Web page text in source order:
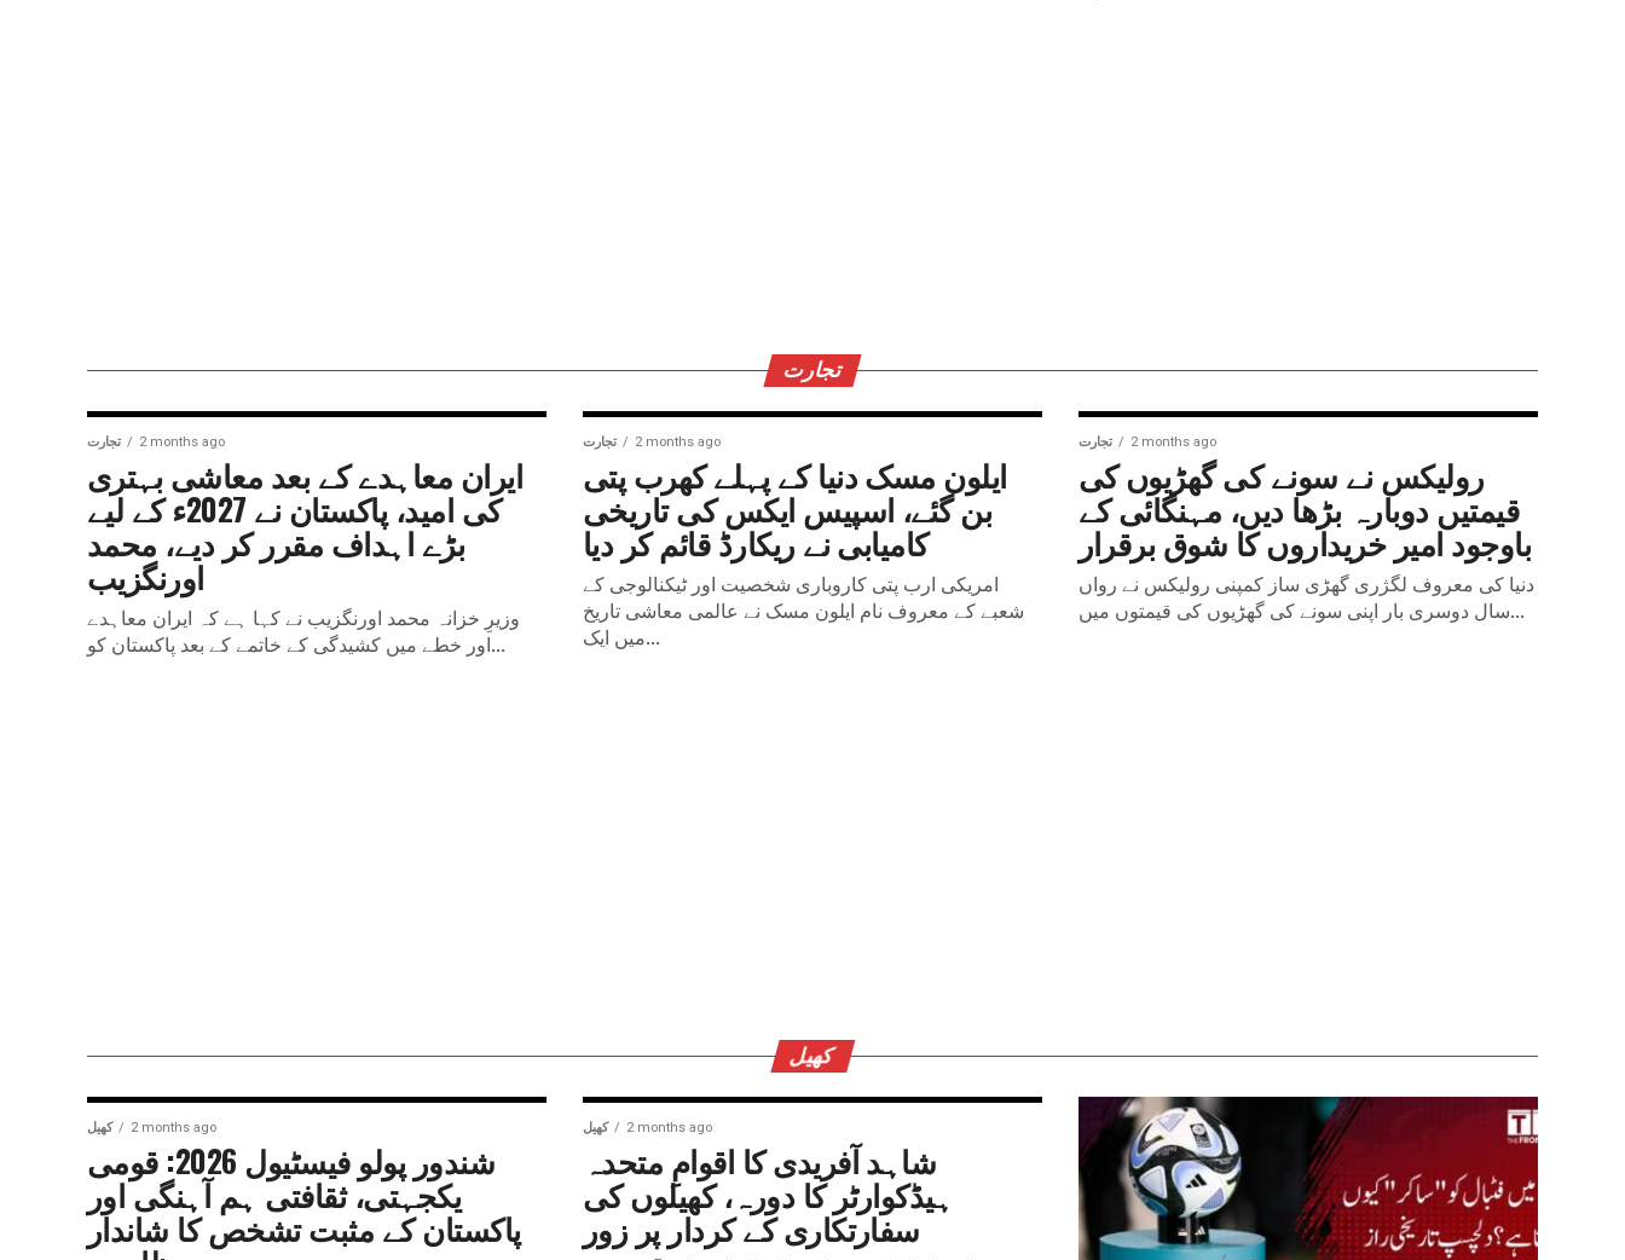
تجارت
تجارت 2 months ago
ایران معاہدے کے بعد معاشی بہتری
کی امید، پاکستان نے 2027ء کے لیے
بڑے اہداف مقرر کر دیے، محمد
اورنگزیب
وزیرِ خزانہ محمد اورنگزیب نے کہا ہے کہ ایران معاہدے
اور خطے میں کشیدگی کے خاتمے کے بعد پاکستان کو...
تجارت 2 months ago
ایلون مسک دنیا کے پہلے کھرب پتی
بن گئے، اسپیس ایکس کی تاریخی
کامیابی نے ریکارڈ قائم کر دیا
امریکی ارب پتی کاروباری شخصیت اور ٹیکنالوجی کے
شعبے کے معروف نام ایلون مسک نے عالمی معاشی تاریخ
میں ایک...
تجارت 2 months ago
رولیکس نے سونے کی گھڑیوں کی
قیمتیں دوبارہ بڑھا دیں، مہنگائی کے
باوجود امیر خریداروں کا شوق برقرار
دنیا کی معروف لگژری گھڑی ساز کمپنی رولیکس نے رواں
سال دوسری بار اپنی سونے کی گھڑیوں کی قیمتوں میں...
کھیل
کھیل 2 months ago
شندور پولو فیسٹیول 2026: قومی
یکجہتی، ثقافتی ہم آہنگی اور
پاکستان کے مثبت تشخص کا شاندار
کھیل 2 months ago
شاہد آفریدی کا اقوامِ متحدہ
ہیڈکوارٹر کا دورہ، کھیلوں کی
سفارتکاری کے کردار پر زور